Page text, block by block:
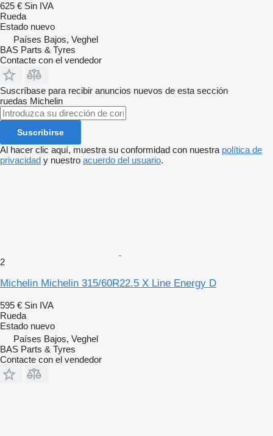
625 € Sin IVA
Rueda
Estado nuevo
Países Bajos, Veghel
BAS Parts & Tyres
Contacte con el vendedor
Suscríbase para recibir anuncios nuevos de esta sección
ruedas Michelin
Suscribirse
Al hacer clic aquí, muestra su conformidad con nuestra política de
privacidad y nuestro acuerdo del usuario.
2
Michelin Michelin 315/60R22.5 X Line Energy D
595 € Sin IVA
Rueda
Estado nuevo
Países Bajos, Veghel
BAS Parts & Tyres
Contacte con el vendedor